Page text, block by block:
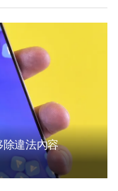
違法內容